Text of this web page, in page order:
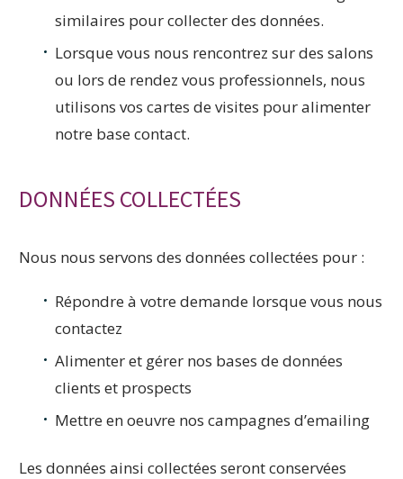
similaires pour collecter des données.
Lorsque vous nous rencontrez sur des salons
ou lors de rendez vous professionnels, nous
utilisons vos cartes de visites pour alimenter
notre base contact.
DONNÉES COLLECTÉES
Nous nous servons des données collectées pour :
Répondre à votre demande lorsque vous nous
contactez
Alimenter et gérer nos bases de données
clients et prospects
Mettre en oeuvre nos campagnes d’emailing
Les données ainsi collectées seront conservées